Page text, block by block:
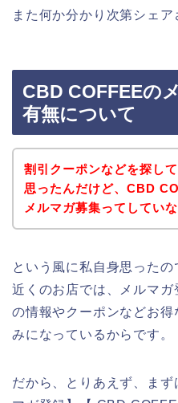
また何か分かり次第シェ
CBD COFFEEの
有無について
割引クーポンなどを探し
思ったんだけど、CBD
メルマガ募集ってしていな
という風に私自身思った
近くのお店では、メルマ
の情報やクーポンなどお得
みになっているからです。
だから、とりあえず、ま